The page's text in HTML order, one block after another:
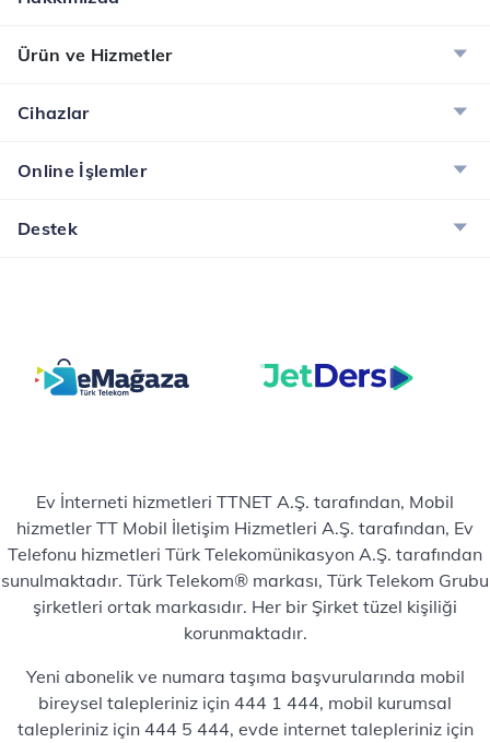
Ürün ve Hizmetler
Cihazlar
Online İşlemler
Destek
Ev İnterneti hizmetleri TTNET A.Ş. tarafından, Mobil
hizmetler TT Mobil İletişim Hizmetleri A.Ş. tarafından, Ev
Telefonu hizmetleri Türk Telekomünikasyon A.Ş. tarafından
sunulmaktadır. Türk Telekom® markası, Türk Telekom Grubu
şirketleri ortak markasıdır. Her bir Şirket tüzel kişiliği
korunmaktadır.
Yeni abonelik ve numara taşıma başvurularında mobil
bireysel talepleriniz için 444 1 444, mobil kurumsal
talepleriniz için 444 5 444, evde internet talepleriniz için